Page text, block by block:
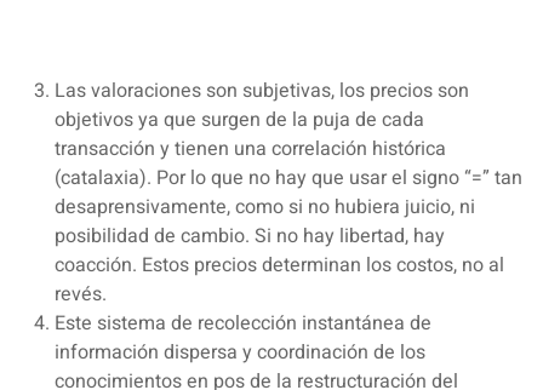
Las valoraciones son subjetivas, los precios son
objetivos ya que surgen de la puja de cada
transacción y tienen una correlación histórica
(catalaxia). Por lo que no hay que usar el signo “=” tan
desaprensivamente, como si no hubiera juicio, ni
posibilidad de cambio. Si no hay libertad, hay
coacción. Estos precios determinan los costos, no al
revés.
Este sistema de recolección instantánea de
información dispersa y coordinación de los
conocimientos en pos de la restructuración del